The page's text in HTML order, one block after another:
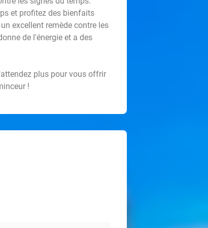
et profitez des bienfaits
excellent remède contre les
de l'énergie et a des
plus pour vous offrir
!